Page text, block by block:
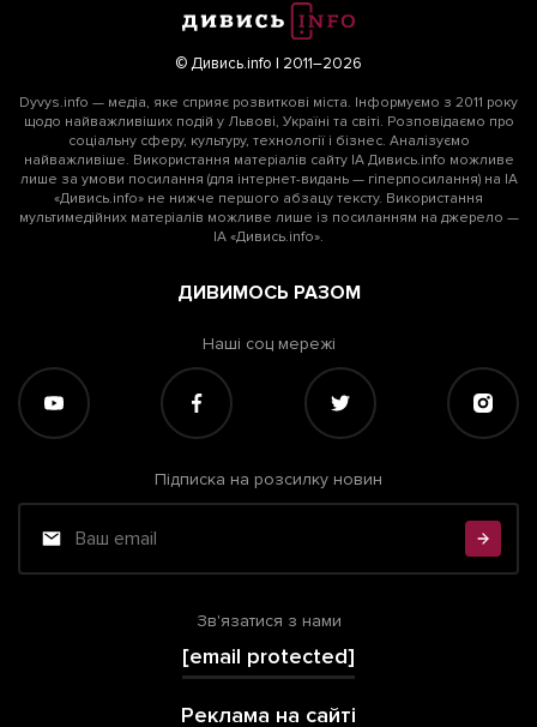
© Дивись.info | 2011–2026
Dyvys.info — медіа, яке сприяє розвиткові міста. Інформуємо з 2011 року
щодо найважливіших подій у Львові, Україні та світі. Розповідаємо про
соціальну сферу, культуру, технології і бізнес. Аналізуємо
найважливіше. Використання матеріалів сайту ІА Дивись.info можливе
лише за умови посилання (для інтернет-видань — гіперпосилання) на ІА
«Дивись.info» не нижче першого абзацу тексту. Використання
мультимедійних матеріалів можливе лише із посиланням на джерело —
ІА «Дивись.info».
ДИВИМОСЬ РАЗОМ
Наші соц мережі
Підписка на розсилку новин
Зв'язатися з нами
[email protected]
Реклама на сайті